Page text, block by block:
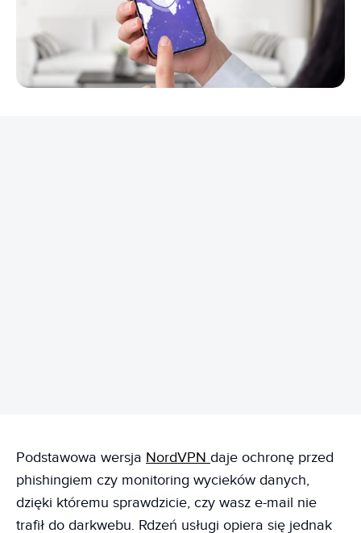
Podstawowa wersja NordVPN daje ochronę przed
phishingiem czy monitoring wycieków danych,
dzięki któremu sprawdzicie, czy wasz e-mail nie
trafił do darkwebu. Rdzeń usługi opiera się jednak